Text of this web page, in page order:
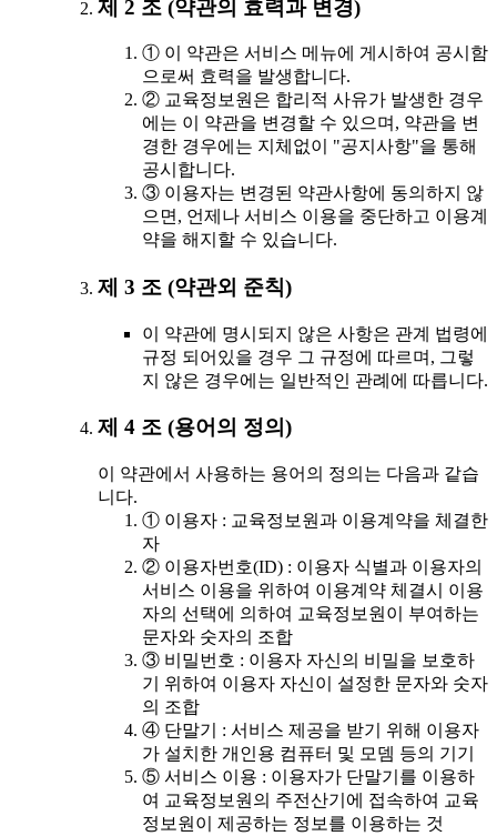
제 2 조 (약관의 효력과 변경)
① 이 약관은 서비스 메뉴에 게시하여 공시함
으로써 효력을 발생합니다.
② 교육정보원은 합리적 사유가 발생한 경우
에는 이 약관을 변경할 수 있으며, 약관을 변
경한 경우에는 지체없이 "공지사항"을 통해
공시합니다.
③ 이용자는 변경된 약관사항에 동의하지 않
으면, 언제나 서비스 이용을 중단하고 이용계
약을 해지할 수 있습니다.
제 3 조 (약관외 준칙)
이 약관에 명시되지 않은 사항은 관계 법령에
규정 되어있을 경우 그 규정에 따르며, 그렇
지 않은 경우에는 일반적인 관례에 따릅니다.
제 4 조 (용어의 정의)
이 약관에서 사용하는 용어의 정의는 다음과 같습
니다.
① 이용자 : 교육정보원과 이용계약을 체결한
자
② 이용자번호(ID) : 이용자 식별과 이용자의
서비스 이용을 위하여 이용계약 체결시 이용
자의 선택에 의하여 교육정보원이 부여하는
문자와 숫자의 조합
③ 비밀번호 : 이용자 자신의 비밀을 보호하
기 위하여 이용자 자신이 설정한 문자와 숫자
의 조합
④ 단말기 : 서비스 제공을 받기 위해 이용자
가 설치한 개인용 컴퓨터 및 모뎀 등의 기기
⑤ 서비스 이용 : 이용자가 단말기를 이용하
여 교육정보원의 주전산기에 접속하여 교육
정보원이 제공하는 정보를 이용하는 것